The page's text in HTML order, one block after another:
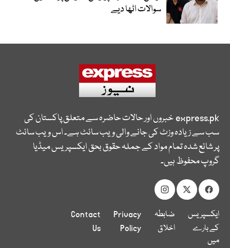
سوالات اٹھا دیے
express.pkخبروں اور حالات حاضرہ سے متعلق پاکستان کی
سب سے زیادہ وزٹ کی جانے والی ویب سائٹ ہے۔ اس ویب سائٹ
پر شائع شدہ تمام مواد کے جملہ حقوق بحق ایکسپریس میڈیا
گروپ محفوظ ہیں۔
ایکسپریس
کے بارے
میں
ضابطہ
اخلاق
Privacy
Policy
Contact
Us